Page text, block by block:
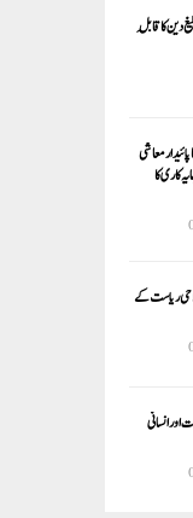
دین کا قابلِ
پائیدار معاشی
کاری کا
ریاست کے
انسانی